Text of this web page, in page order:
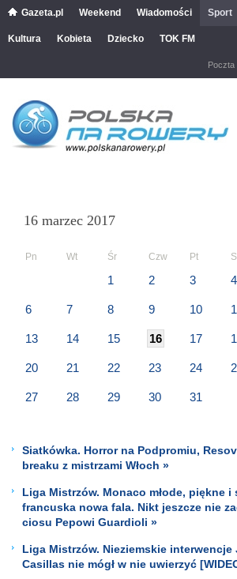
Gazeta.pl Weekend Wiadomości Sport
Kultura Kobieta Dziecko TOK FM
Poczta
16 marzec 2017
Pn Wt Śr Czw Pt
1 2 3 4
6 7 8 9 10
13 14 15 16 17
20 21 22 23 24
27 28 29 30 31
Siatkówka. Horror na Podpromiu,
breaku z mistrzami Włoch »
Liga Mistrzów. Monaco młode, piękne i
francuska nowa fala. Nikt jeszcze nie
ciosu Pepowi Guardioli »
Liga Mistrzów. Nieziemskie interwencje
Casillas nie mógł w nie uwierzyć